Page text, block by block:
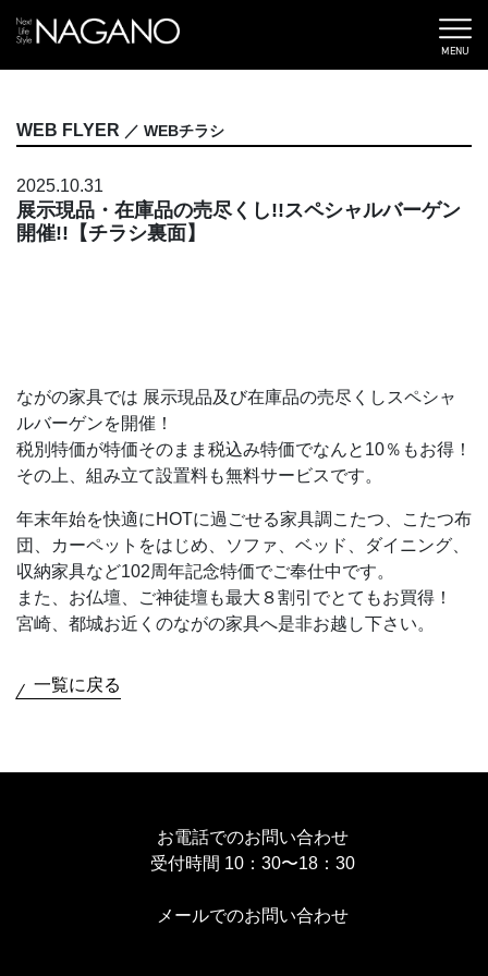
MENU
WEB FLYER ／ WEBチラシ
2025.10.31
展示現品・在庫品の売尽くし!!スペシャルバーゲン
開催!!【チラシ裏面】
ながの家具では 展示現品及び在庫品の売尽くしスペシャ
ルバーゲンを開催！
税別特価が特価そのまま税込み特価でなんと10％もお得！
その上、組み立て設置料も無料サービスです。
年末年始を快適にHOTに過ごせる家具調こたつ、こたつ布
団、カーペットをはじめ、ソファ、ベッド、ダイニング、
収納家具など102周年記念特価でご奉仕中です。
また、お仏壇、ご神徒壇も最大８割引でとてもお買得！
宮崎、都城お近くのながの家具へ是非お越し下さい。
一覧に戻る
お電話でのお問い合わせ
受付時間 10：30〜18：30
メールでのお問い合わせ